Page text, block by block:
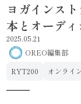
ヨガインス
本とオーデ
2025.05.21
OREO編集部
RYT200
オンライ